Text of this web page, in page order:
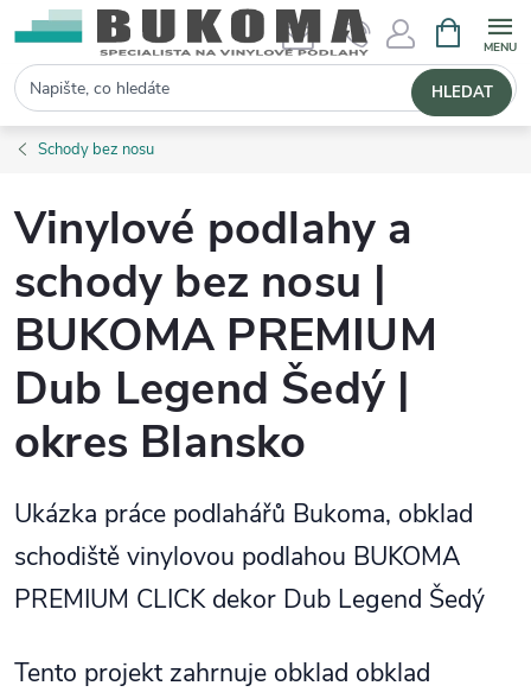
Hledat HLEDAT
Schody bez nosu
Vinylové podlahy a
schody bez nosu |
BUKOMA PREMIUM
Dub Legend Šedý |
okres Blansko
Ukázka práce podlahářů Bukoma, obklad
schodiště vinylovou podlahou BUKOMA
PREMIUM CLICK dekor Dub Legend Šedý
Tento projekt zahrnuje obklad obklad